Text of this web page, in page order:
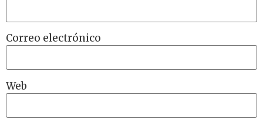
Correo electrónico
Web